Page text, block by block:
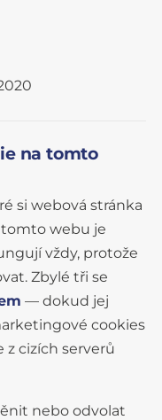
na tomto
si webová stránka
tomto webu je
vždy, protože
Zbylé tři se
— dokud jej
cookies
z cizích serverů
nebo odvolat